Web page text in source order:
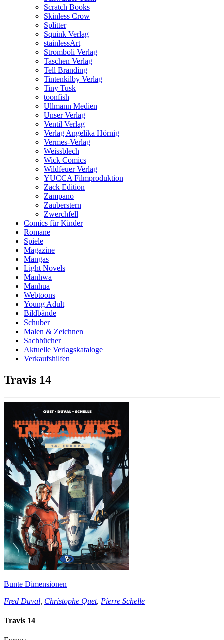
Scratch Books
Skinless Crow
Splitter
Squink Verlag
stainlessArt
Stromboli Verlag
Taschen Verlag
Tell Branding
Tintenkilby Verlag
Tiny Tusk
toonfish
Ullmann Medien
Unser Verlag
Ventil Verlag
Verlag Angelika Hörnig
Vermes-Verlag
Weissblech
Wick Comics
Wildfeuer Verlag
YUCCA Filmproduktion
Zack Edition
Zampano
Zauberstern
Zwerchfell
Comics für Kinder
Romane
Spiele
Magazine
Mangas
Light Novels
Manhwa
Manhua
Webtoons
Young Adult
Bildbände
Schuber
Malen & Zeichnen
Sachbücher
Aktuelle Verlagskataloge
Verkaufshilfen
Travis 14
Bunte Dimensionen
Fred Duval Christophe Quet, Pierre Schelle
Travis 14